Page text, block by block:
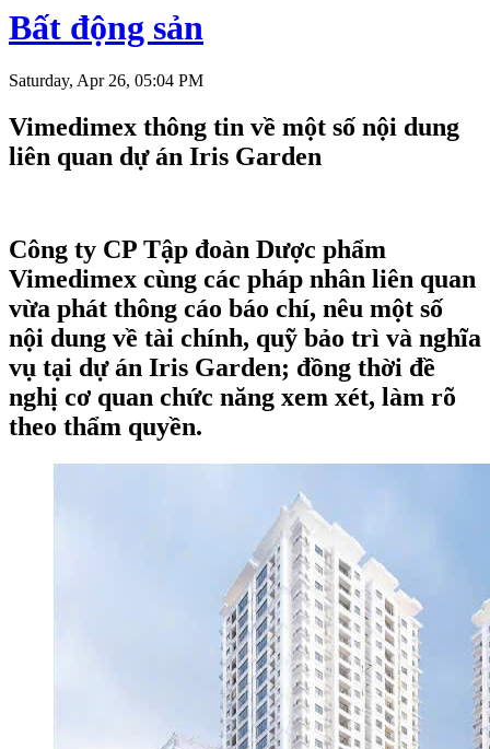
Bất động sản
Saturday, Apr 26, 05:04 PM
Vimedimex thông tin về một số nội dung
liên quan dự án Iris Garden
Công ty CP Tập đoàn Dược phẩm
Vimedimex cùng các pháp nhân liên quan
vừa phát thông cáo báo chí, nêu một số
nội dung về tài chính, quỹ bảo trì và nghĩa
vụ tại dự án Iris Garden; đồng thời đề
nghị cơ quan chức năng xem xét, làm rõ
theo thẩm quyền.